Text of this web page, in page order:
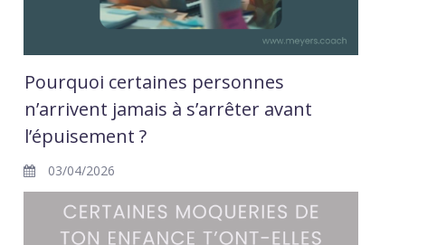
Pourquoi certaines personnes
n’arrivent jamais à s’arrêter avant
l’épuisement ?
03/04/2026